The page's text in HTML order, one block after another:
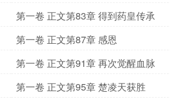
第一卷 正文第83章 得到药皇传承
第一卷 正文第87章 感恩
第一卷 正文第91章 再次觉醒血脉
第一卷 正文第95章 楚凌天获胜